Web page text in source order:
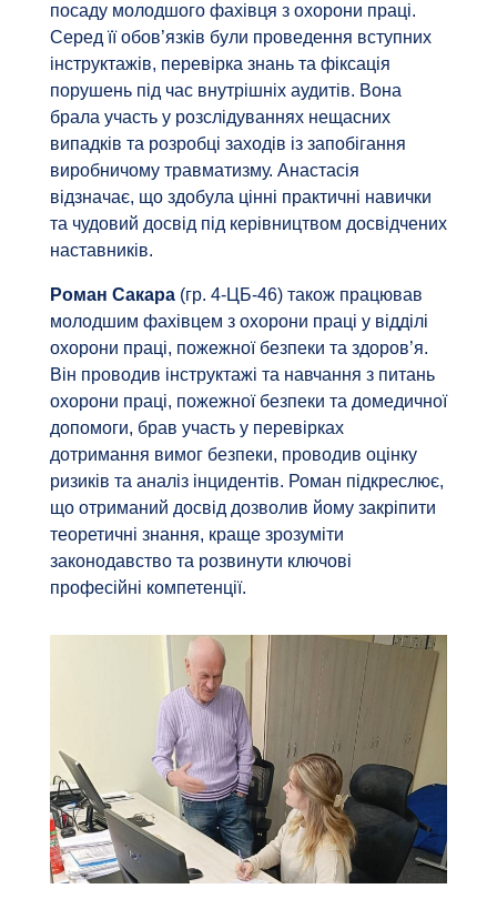
посаду молодшого фахівця з охорони праці.
Серед її обов’язків були проведення вступних
інструктажів, перевірка знань та фіксація
порушень під час внутрішніх аудитів. Вона
брала участь у розслідуваннях нещасних
випадків та розробці заходів із запобігання
виробничому травматизму. Анастасія
відзначає, що здобула цінні практичні навички
та чудовий досвід під керівництвом досвідчених
наставників.
Роман Сакара(гр. 4-ЦБ-46) також працював
молодшим фахівцем з охорони праці у відділі
охорони праці, пожежної безпеки та здоров’я.
Він проводив інструктажі та навчання з питань
охорони праці, пожежної безпеки та домедичної
допомоги, брав участь у перевірках
дотримання вимог безпеки, проводив оцінку
ризиків та аналіз інцидентів. Роман підкреслює,
що отриманий досвід дозволив йому закріпити
теоретичні знання, краще зрозуміти
законодавство та розвинути ключові
професійні компетенції.